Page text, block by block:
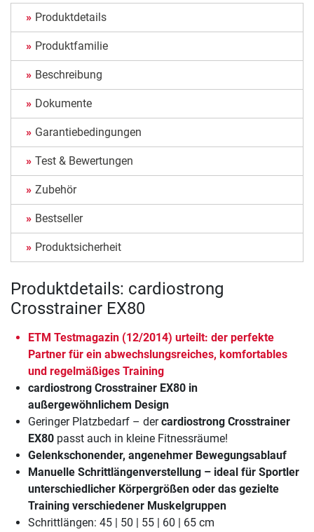
Produktdetails
Produktfamilie
Beschreibung
Dokumente
Garantiebedingungen
Test & Bewertungen
Zubehör
Bestseller
Produktsicherheit
Produktdetails: cardiostrong
Crosstrainer EX80
ETM Testmagazin (12/2014) urteilt: der perfekte
Partner für ein abwechslungsreiches, komfortables
und regelmäßiges Training
cardiostrong Crosstrainer EX80 in
außergewöhnlichem Design
Geringer Platzbedarf – dercardiostrong Crosstrainer
EX80 passt auch in kleine Fitnessräume!
Gelenkschonender, angenehmer Bewegungsablauf
Manuelle Schrittlängenverstellung – ideal für Sportler
unterschiedlicher Körpergrößen oder das gezielte
Training verschiedener Muskelgruppen
Schrittlängen: 45 | 50 | 55 | 60 | 65 cm